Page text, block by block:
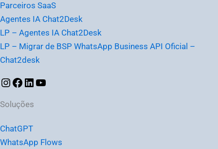
Parceiros SaaS
Agentes IA Chat2Desk
LP – Agentes IA Chat2Desk
LP – Migrar de BSP WhatsApp Business API Oficial –
Chat2desk
Soluções
ChatGPT
WhatsApp Flows